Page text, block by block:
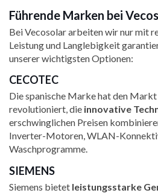
Führende Marken bei
Bei Vecosolar arbeiten wir nur mit
Leistung und Langlebigkeit
unserer wichtigsten Optionen:
CECOTEC
Die spanische Marke hat den
revolutioniert, die innovative
erschwinglichen Preisen
Inverter-Motoren, WLAN-
Waschprogramme.
SIEMENS
Siemens bietet leistungsstarke